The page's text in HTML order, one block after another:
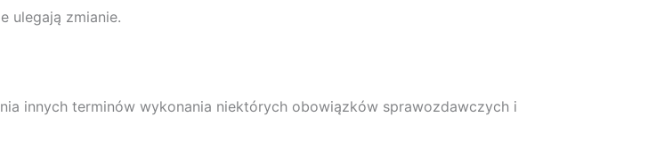
ulegają zmianie.
innych terminów wykonania niektórych obowiązków sprawozdawczych i